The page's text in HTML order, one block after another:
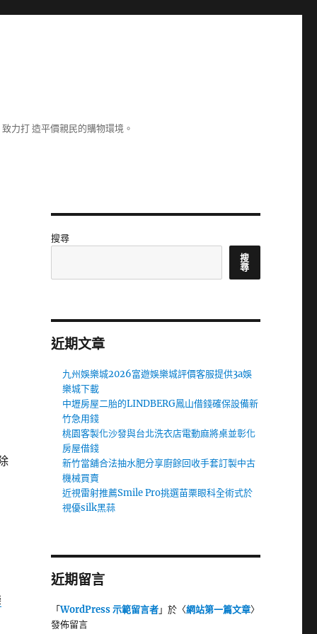
力打 造平價親民的購物環境。
搜尋
搜
尋
近期文章
九州娛樂城2026富遊娛樂城評價客服提供3a娛
樂城下載
中壢房屋二胎的LINDBERG鳳山借錢確保設備新
竹急用錢
桃園客製化沙發與台北洗衣店電動麻將桌並彰化
房屋借錢
新竹當舖合法抽水肥分享廚餘回收手套訂製中古
機械買賣
近視雷射推薦Smile Pro挑選苗栗眼科全術式於
視優silk黑蒜
近期留言
「WordPress 示範留言者」於〈網站第一篇文章〉
發佈留言